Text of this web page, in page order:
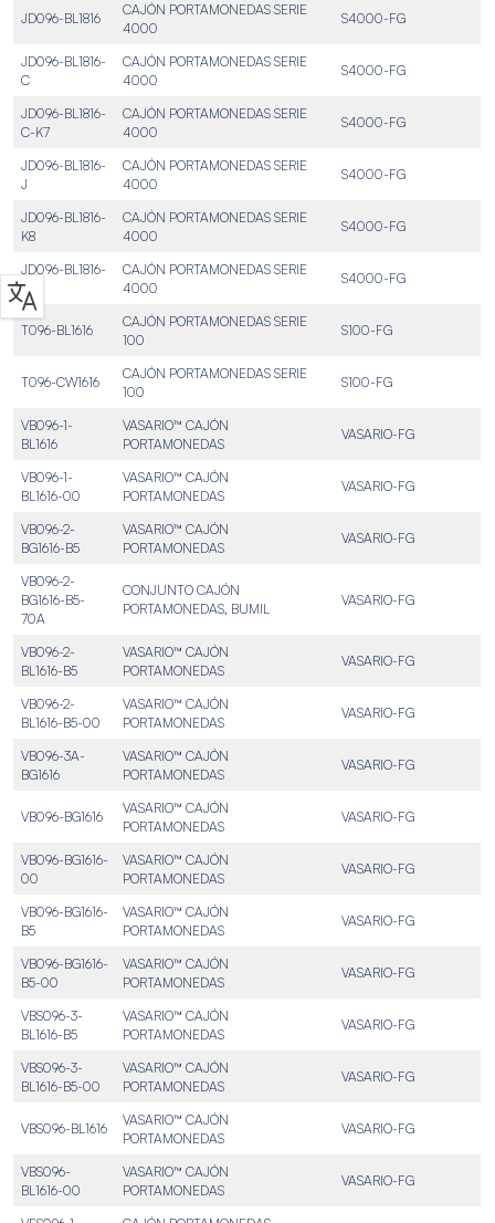
JD096-BL1816
CAJÓN PORTAMONEDAS SERIE
4000
S4000-FG
JD096-BL1816-
C
CAJÓN PORTAMONEDAS SERIE
4000
S4000-FG
JD096-BL1816-
C-K7
CAJÓN PORTAMONEDAS SERIE
4000
S4000-FG
JD096-BL1816-
J
CAJÓN PORTAMONEDAS SERIE
4000
S4000-FG
JD096-BL1816-
K8
CAJÓN PORTAMONEDAS SERIE
4000
S4000-FG
JD096-BL1816-
M1
CAJÓN PORTAMONEDAS SERIE
4000
S4000-FG
T096-BL1616
CAJÓN PORTAMONEDAS SERIE
100
S100-FG
T096-CW1616
CAJÓN PORTAMONEDAS SERIE
100
S100-FG
VB096-1-
BL1616
VASARIO™ CAJÓN
PORTAMONEDAS
VASARIO-FG
VB096-1-
BL1616-00
VASARIO™ CAJÓN
PORTAMONEDAS
VASARIO-FG
VB096-2-
BG1616-B5
VASARIO™ CAJÓN
PORTAMONEDAS
VASARIO-FG
VB096-2-
BG1616-B5-
70A
CONJUNTO CAJÓN
PORTAMONEDAS, BUMIL
VASARIO-FG
VB096-2-
BL1616-B5
VASARIO™ CAJÓN
PORTAMONEDAS
VASARIO-FG
VB096-2-
BL1616-B5-00
VASARIO™ CAJÓN
PORTAMONEDAS
VASARIO-FG
VB096-3A-
BG1616
VASARIO™ CAJÓN
PORTAMONEDAS
VASARIO-FG
VB096-BG1616
VASARIO™ CAJÓN
PORTAMONEDAS
VASARIO-FG
VB096-BG1616-
00
VASARIO™ CAJÓN
PORTAMONEDAS
VASARIO-FG
VB096-BG1616-
B5
VASARIO™ CAJÓN
PORTAMONEDAS
VASARIO-FG
VB096-BG1616-
B5-00
VASARIO™ CAJÓN
PORTAMONEDAS
VASARIO-FG
VBS096-3-
BL1616-B5
VASARIO™ CAJÓN
PORTAMONEDAS
VASARIO-FG
VBS096-3-
BL1616-B5-00
VASARIO™ CAJÓN
PORTAMONEDAS
VASARIO-FG
VBS096-BL1616
VASARIO™ CAJÓN
PORTAMONEDAS
VASARIO-FG
VBS096-
BL1616-00
VASARIO™ CAJÓN
PORTAMONEDAS
VASARIO-FG